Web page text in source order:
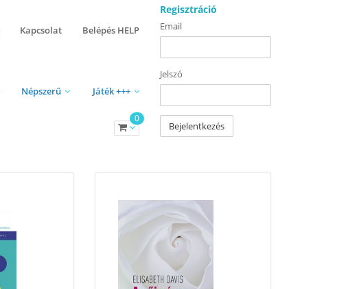
Kapcsolat Belépés HELP
Népszerű Játék +++
0
Regisztráció
Email
Jelszó
Bejelentkezés